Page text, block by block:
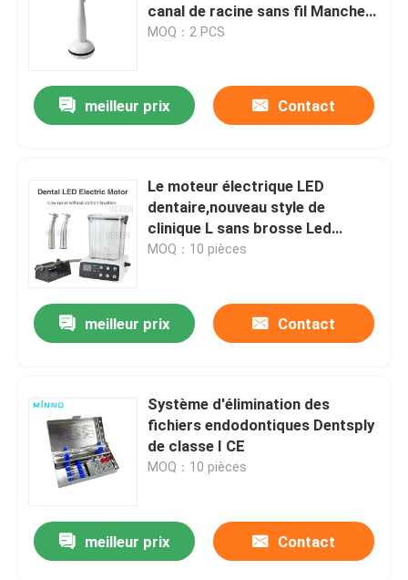
canal de racine sans fil Manche
simple et pratique
MOQ：2 PCS
meilleur prix Contact
Le moteur électrique LED
dentaire,nouveau style de
clinique L sans brosse Led
Micromotor dentaire
MOQ：10 pièces
meilleur prix Contact
Système d'élimination des
fichiers endodontiques Dentsply
de classe I CE
MOQ：10 pièces
meilleur prix Contact